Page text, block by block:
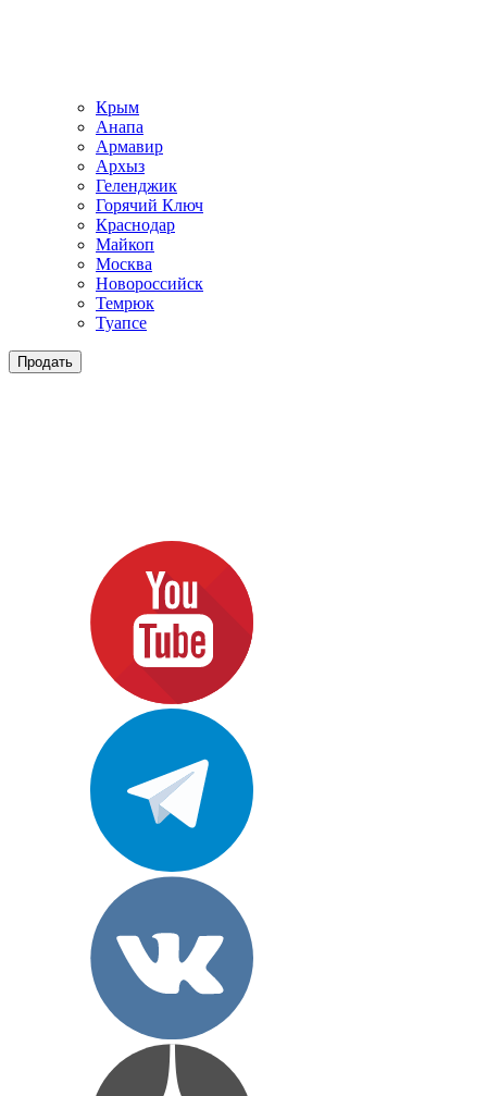
Крым
Анапа
Армавир
Архыз
Геленджик
Горячий Ключ
Краснодар
Майкоп
Москва
Новороссийск
Темрюк
Туапсе
Продать